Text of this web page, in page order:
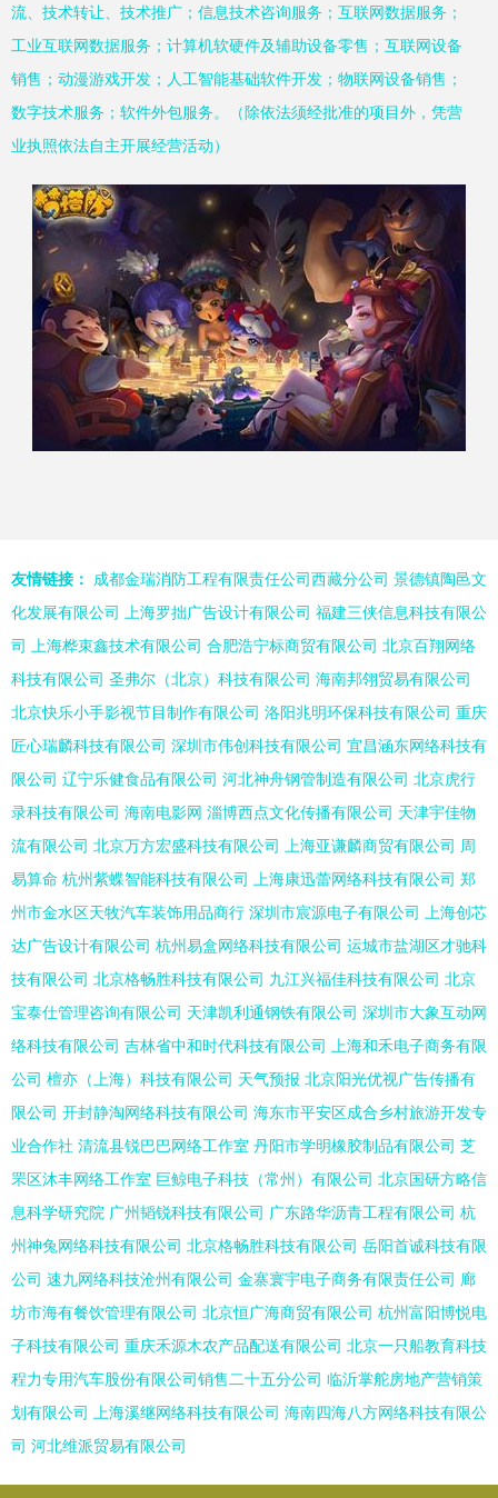
流、技术转让、技术推广；信息技术咨询服务；互联网数据服务；
工业互联网数据服务；计算机软硬件及辅助设备零售；互联网设备
销售；动漫游戏开发；人工智能基础软件开发；物联网设备销售；
数字技术服务；软件外包服务。（除依法须经批准的项目外，凭营
业执照依法自主开展经营活动）
友情链接： 成都金瑞消防工程有限责任公司西藏分公司 景德镇陶邑文
化发展有限公司
上海罗拙广告设计有限公司 福建三侠信息科技有限公
司
上海桦束鑫技术有限公司 合肥浩宁标商贸有限公司 北京百翔网络
科技有限公司 圣弗尔（北京）科技有限公司 海南邦翎贸易有限公司
北京快乐小手影视节目制作有限公司 洛阳兆明环保科技有限公司 重庆
匠心瑞麟科技有限公司 深圳市伟创科技有限公司 宜昌涵东网络科技有
限公司 辽宁乐健食品有限公司 河北神舟钢管制造有限公司 北京虎行
录科技有限公司 海南电影网 淄博西点文化传播有限公司 天津宇佳物
流有限公司 北京万方宏盛科技有限公司 上海亚谦麟商贸有限公司 周
易算命 杭州紫蝶智能科技有限公司 上海康迅蕾网络科技有限公司 郑
州市金水区天牧汽车装饰用品商行 深圳市宸源电子有限公司
上海创芯
达广告设计有限公司 杭州易盒网络科技有限公司 运城市盐湖区才驰科
技有限公司 北京格畅胜科技有限公司 九江兴福佳科技有限公司 北京
宝泰仕管理咨询有限公司 天津凯利通钢铁有限公司 深圳市大象互动网
络科技有限公司 吉林省中和时代科技有限公司
上海和禾电子商务有限
公司 檀亦（上海）科技有限公司 天气预报 北京阳光优视广告传播有
限公司 开封静淘网络科技有限公司 海东市平安区成合乡村旅游开发专
业合作社 清流县锐巴巴网络工作室 丹阳市学明橡胶制品有限公司 芝
罘区沐丰网络工作室 巨鲸电子科技（常州）有限公司 北京国研方略信
息科学研究院 广州韬锐科技有限公司 广东路华沥青工程有限公司 杭
州神兔网络科技有限公司 北京格畅胜科技有限公司 岳阳首诚科技有限
公司 速九网络科技沧州有限公司 金寨寰宇电子商务有限责任公司 廊
坊市海有餐饮管理有限公司 北京恒广海商贸有限公司 杭州富阳博悦电
子科技有限公司 重庆禾源木农产品配送有限公司 北京一只船教育科技
程力专用汽车股份有限公司销售二十五分公司 临沂掌舵房地产营销策
划有限公司
上海溪继网络科技有限公司 海南四海八方网络科技有限公
司 河北维派贸易有限公司